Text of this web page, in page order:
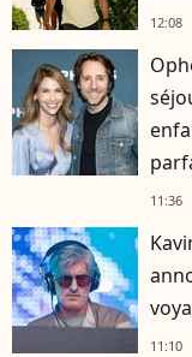
12:08
11:36
11:10